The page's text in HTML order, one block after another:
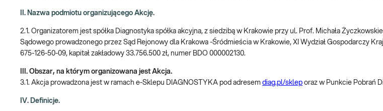
II. Nazwa podmiotu organizującego Akcję.
2.1. Organizatorem jest spółka Diagnostyka spółka akcyjna, z siedzibą w Krakowie przy ul. Prof. Michała
Sądowego prowadzonego przez Sąd Rejonowy dla Krakowa -Śródmieścia w Krakowie, XI Wydział Gospodarczy
675-126-50-09, kapitał zakładowy 33.756.500 zł, numer BDO 000002130.
III. Obszar, na którym organizowana jest Akcja.
3.1. Akcja prowadzona jest w ramach e-Sklepu DIAGNOSTYKA pod adresem diag.pl/sklep oraz w Punkcie Pobrań
IV. Definicje.